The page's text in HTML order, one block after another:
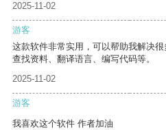
2025-11-02
游客
这款软件非常实用，可以帮助我解决
查找资料、翻译语言、编写代码等。
2025-11-02
游客
我喜欢这个软件 作者加油